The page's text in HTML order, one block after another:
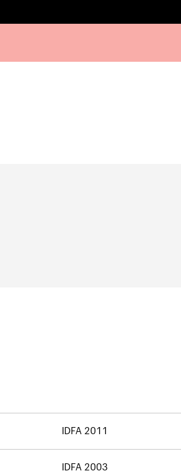
IDFA 2011
IDFA 2003